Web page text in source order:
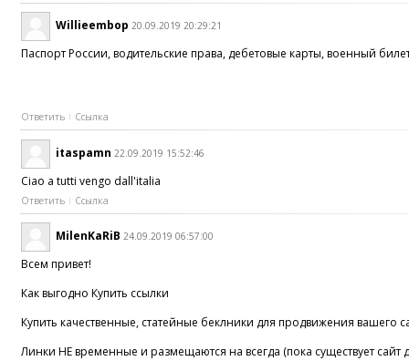
Willieembop 20.09.2019 20:29:21
Паспорт России, водительские права, дебетовые карты, военный
Ответить Ссылка
itaspamn 22.09.2019 15:52:46
Ciao a tutti vengo dall'italia
Ответить Ссылка
MilenKaRiB 24.09.2019 06:57:00
Всем привет!
Как выгодно Купить ссылки
Купить качественные, статейные беклники для продвижения вашего
Линки НЕ временные и размещаются на всегда (пока существует